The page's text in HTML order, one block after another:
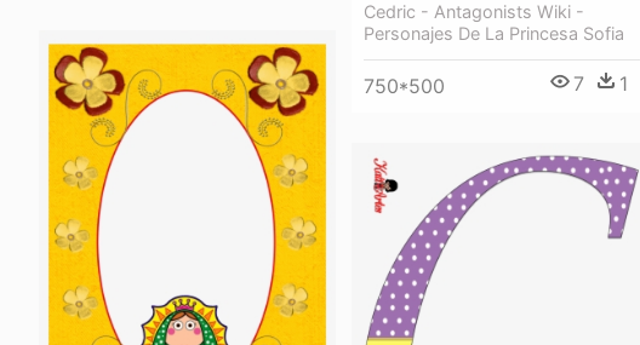
Cedric - Antagonists Wiki -
Personajes De La Princesa Sofia
750*500 7 1